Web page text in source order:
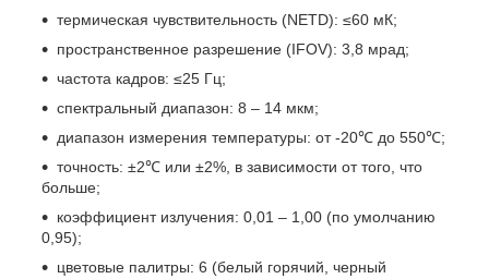
термическая чувствительность (NETD): ≤60 мК;
пространственное разрешение (IFOV): 3,8 мрад;
частота кадров: ≤25 Гц;
спектральный диапазон: 8 – 14 мкм;
диапазон измерения температуры: от -20℃ до 550℃;
точность: ±2℃ или ±2%, в зависимости от того, что
больше;
коэффициент излучения: 0,01 – 1,00 (по умолчанию
0,95);
цветовые палитры: 6 (белый горячий, черный